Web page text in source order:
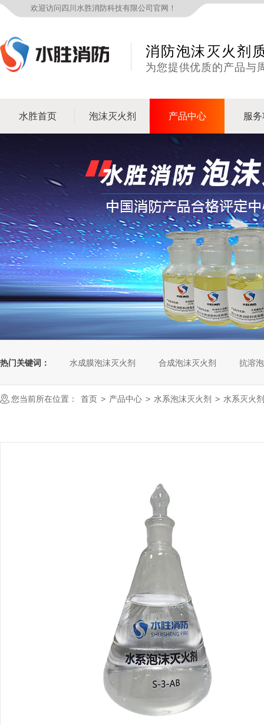
欢迎访问四川水胜消防科技有限公司官网！
消防泡沫灭火剂
为您提供优质的产品与
水胜首页 泡沫灭火剂 产品中心 服
热门关键词： 水成膜泡沫灭火剂 合成泡沫灭火剂 抗溶
您当前所在位置： 首页 > 产品中心 > 水系泡沫灭火剂 > 水系灭火